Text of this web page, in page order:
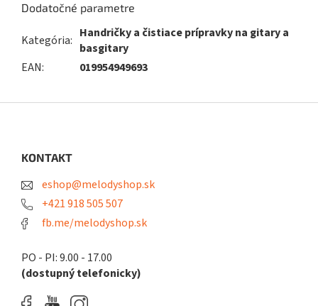
Dodatočné parametre
Kategória: Handričky a čistiace prípravky na gitary a
basgitary
EAN: 019954949693
KONTAKT
eshop@melodyshop.sk
+421 918 505 507
fb.me/melodyshop.sk
PO - PI: 9.00 - 17.00
(dostupný telefonicky)